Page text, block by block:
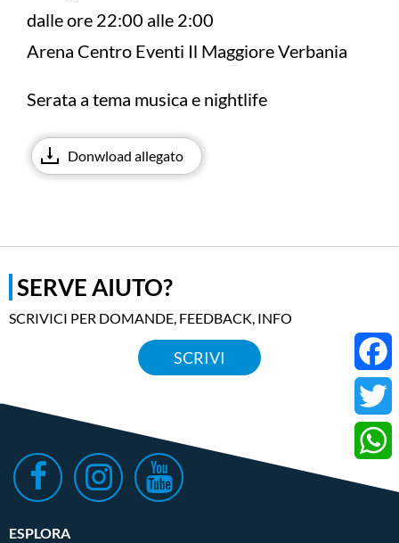
dalle ore 22:00 alle 2:00
Arena Centro Eventi Il Maggiore Verbania
Serata a tema musica e nightlife
Donwload allegato
Twitter
SERVE AIUTO?
SCRIVICI PER DOMANDE, FEEDBACK, INFO
SCRIVI
ESPLORA